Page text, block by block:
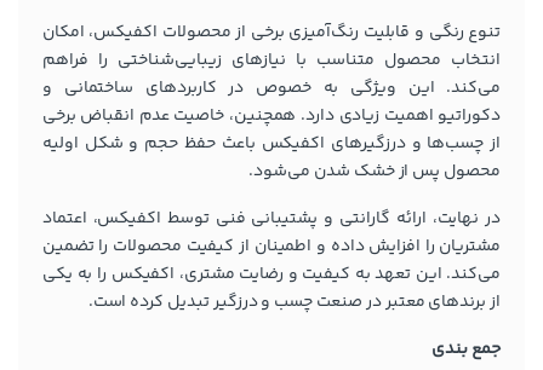
تنوع رنگی و قابلیت رنگ‌آمیزی برخی از محصولات اکفیکس، امکان
انتخاب محصول متناسب با نیازهای زیبایی‌شناختی را فراهم
می‌کند. این ویژگی به خصوص در کاربردهای ساختمانی و
دکوراتیو اهمیت زیادی دارد. همچنین، خاصیت عدم انقباض برخی
از چسب‌ها و درزگیرهای اکفیکس باعث حفظ حجم و شکل اولیه
محصول پس از خشک شدن می‌شود.
در نهایت، ارائه گارانتی و پشتیبانی فنی توسط اکفیکس، اعتماد
مشتریان را افزایش داده و اطمینان از کیفیت محصولات را تضمین
می‌کند. این تعهد به کیفیت و رضایت مشتری، اکفیکس را به یکی
از برندهای معتبر در صنعت چسب و درزگیر تبدیل کرده است.
جمع بندی